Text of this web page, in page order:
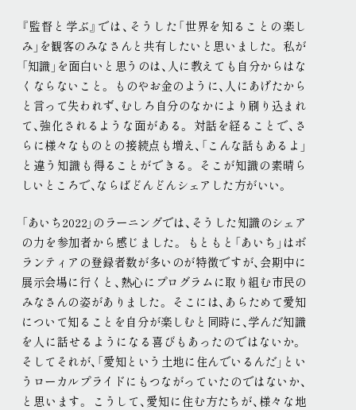
『監督と学ぶ』では、そうした「世界を知ることの楽し
み」を観客のみなさんと共有したいと思いました。 私が
「知識」を面白いと思うのは、人に教えても自分からはな
くならないこと。
ものやお金のように、人にあげたから
と言って失われず、むしろ自分のなかにより刷り込まれ
て、強化されるような面がある。 対話を経ることで、さ
らに様々なものとの接続点も増え、「こんな話もあるよ」
と違う知識も得ることができる。
そこが知識の素晴ら
しいところで、ならばどんどんシェアした方がいい。
「あいち2022」のラーニングでは、そうした知識のシェア
の力を参加者から感じました。
もともと「あいち」はボ
ランティアの登録者数が多いのが特徴ですが、会期中に
展示会場に行くと、熱心にプログラムに取り組む市民の
みなさんの姿がありました。
そこには、あらためて愛知
について知ることを自分が楽しむと同時に、学んだ知識
を人に話せるようになる喜びもあったのではないか。
そしてそれが、「愛知という土地に住んでいるんだ」とい
うローカルプライドにもつながっていたのではないか、
と思います。
こうして、愛知に住む方たちが、様々な地